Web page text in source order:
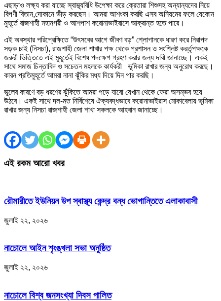
এছাড়াও লক্ষ্য করা যাচ্ছে স্বাস্থ্যবিধি উপেক্ষা করে ক্রেতারা শিশুসহ অন্যান্যদের নিয়ে
বিপণী বিতান,দোকানে ভীড় করছেন। আমরা আশংকা করছি এসব অনিয়মের ফলে যেকোন
মুহূর্তে রাজশাহী মহানগরী ও আশপাশ করোনাভাইরাসে আক্রান্ত হতে পারে।
এই অবস্থার পরিপ্রেক্ষিতে “উৎসবের আগে জীবণ বড়” শ্লোগানকে ধারণ করে নিরাপদ
সড়ক চাই (নিসচা), রাজশাহী জেলা শাখার পক্ষ থেকে প্রশাসন ও সংশ্লিষ্ট কর্র্তৃপক্ষকে
জরুরী ভিত্তিতে এই মুহূর্তেই বিশেষ পদক্ষেপ গ্রহণ করার জন্য দাবী জানাচ্ছে। একই
সাথে সমাজ চিন্তাবিদ ও সচেতন মহলকে কার্যকরী ভূমিকা রাখার জন্য অনুরোধ করছে।
কারন প্রতিমুহূর্তে আমরা নানা ঝুঁকির মধ্য দিয়ে দিন পার করছি।
ভূলের কারণে বড় ধরণের ঝুঁকিতে আমরা পড়ে যাবো যেখান থেকে ফেরা অসম্ভব হয়ে
উঠবে। একই সাথে দল-মত নির্বিশেষে ঐক্যবদ্ধভাবে করোনাভাইরাস মোকাবেলায় ভূমিকা
রাখার জন্য নিসচা রাজশাহী জেলা শাখা সকলকে আহবান জানাচ্ছে।
এই রকম আরো খবর
রৌমারীতে ইউনিয়ন উপ স্বাস্থ্য কেন্দ্র বন্ধ ভোগান্তিতে এলাকাবাসী
জুলাই ২২, ২০২৬
নাচোলে আইন শৃংঙ্খলা সভা অনুষ্ঠিত
জুলাই ২২, ২০২৬
নাচোলে বিশ্ব জনসংখ্যা দিবস পালিত